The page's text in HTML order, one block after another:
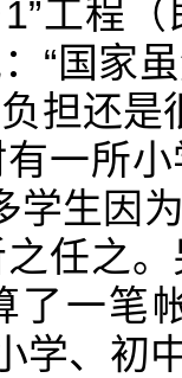
工程
“国家
担还是
一所
学生因
任之
了一笔
学、初